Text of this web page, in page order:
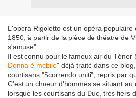
L'opéra Rigoletto est un opéra populaire
1850, à partir de la pièce de théatre de
s'amuse".
Il est connu pour le fameux air du Ténor
Donna è mobile" déjà traité dans ce
courtisans "Scorrendo uniti", repris par
C'est un choeur d'hommes se situant au
lorsque les courtisans du Duc, très fiers